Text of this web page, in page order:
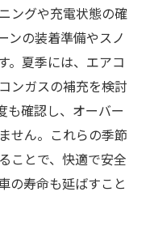
つける
パー管理
ック
常
期的な確認
士が教える秘訣と
の頻度
ングや充電状態の確
ンの装着準備やスノ
。夏季には、エアコ
ンガスの補充を検討
も確認し、オーバー
せん。これらの季節
ことで、快適で安全
の寿命も延ばすこと